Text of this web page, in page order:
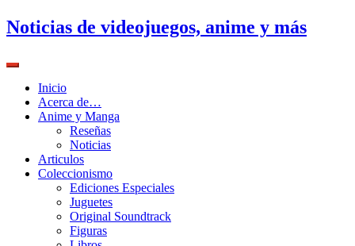
Noticias de videojuegos, anime y más
Inicio
Acerca de…
Anime y Manga
Reseñas
Noticias
Articulos
Coleccionismo
Ediciones Especiales
Juguetes
Original Soundtrack
Figuras